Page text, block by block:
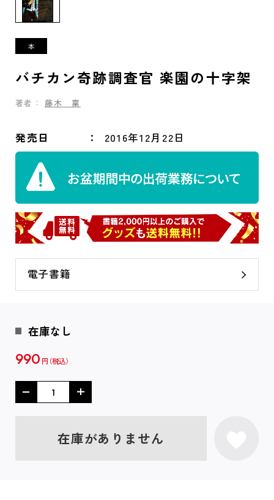
バチカン奇跡調査官 楽園の十字架
著者： 藤木 稟
発売日 2016年12月22日
電子書籍
在庫なし
990 円
在庫がありません